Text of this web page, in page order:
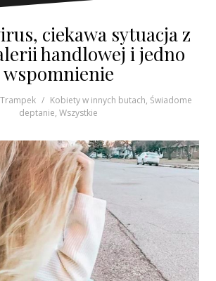
ciekawa sytuacja z
handlowej i jedno
wspomnienie
Trampek Kobiety w innych butach, Świadome
deptanie, Wszystkie